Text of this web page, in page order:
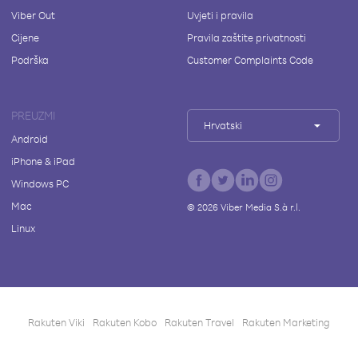
Viber Out
Cijene
Podrška
Uvjeti i pravila
Pravila zaštite privatnosti
Customer Complaints Code
PREUZMI
Android
iPhone & iPad
Windows PC
Mac
Linux
Hrvatski
© 2026Viber Media S.à r.l.
Rakuten Viki Rakuten Kobo Rakuten Travel Rakuten Marketing